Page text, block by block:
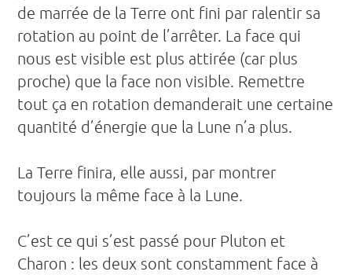
de marrée de la Terre ont fini par ralentir sa
rotation au point de l’arrêter. La face qui
nous est visible est plus attirée (car plus
proche) que la face non visible. Remettre
tout ça en rotation demanderait une certaine
quantité d’énergie que la Lune n’a plus.
La Terre finira, elle aussi, par montrer
toujours la même face à la Lune.
C’est ce qui s’est passé pour Pluton et
Charon : les deux sont constamment face à